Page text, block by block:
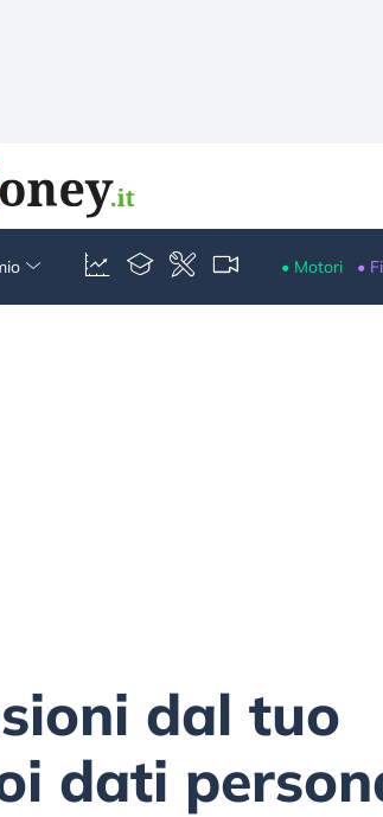
• Motori •
dal tuo
dati